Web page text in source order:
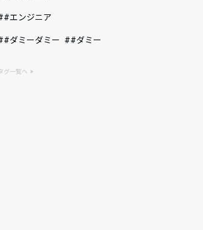
#エンジニア
#ダミーダミー #ダミー
グ一覧へ